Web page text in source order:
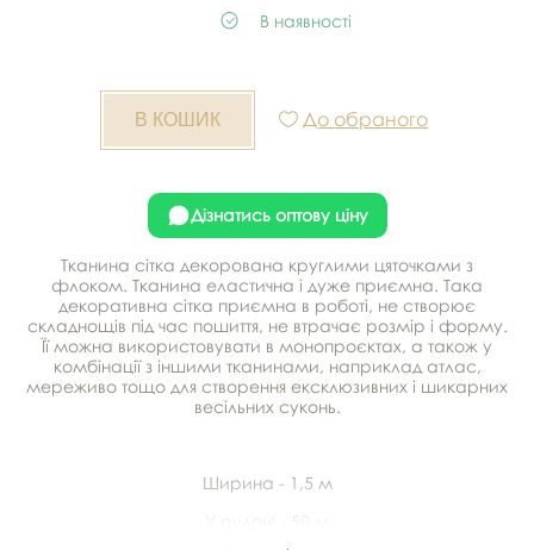
В наявності
До обраного
Дізнатись оптову ціну
Тканина сітка декорована круглими цяточками з
флоком. Тканина еластична і дуже приємна. Така
декоративна сітка приємна в роботі, не створює
складнощів під час пошиття, не втрачає розмір і форму.
Її можна використовувати в монопроєктах, а також у
комбінації з іншими тканинами, наприклад атлас,
мереживо тощо для створення ексклюзивних і шикарних
весільних суконь.
Ширина - 1,5 м